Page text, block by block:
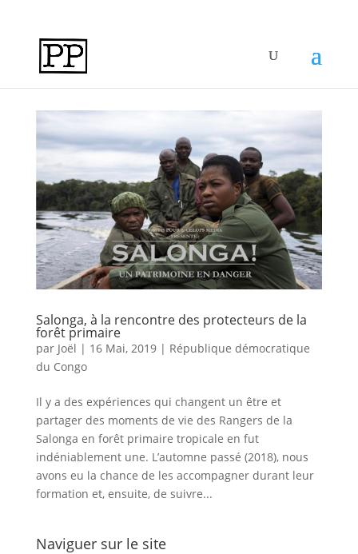
Salonga, à la rencontre des protecteurs de la
forêt primaire
par Joël | 16 Mai, 2019| République démocratique
du Congo
Il y a des expériences qui changent un être et
partager des moments de vie des Rangers de la
Salonga en forêt primaire tropicale en fut
indéniablement une. L’automne passé (2018), nous
avons eu la chance de les accompagner durant leur
formation et, ensuite, de suivre...
Naviguer sur le site